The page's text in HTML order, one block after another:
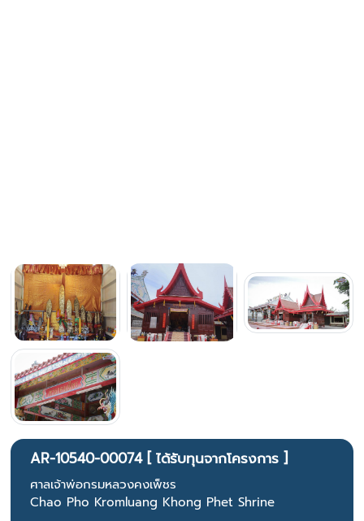
AR-10540-00074 [ ได้รับทุนจากโครงการ ]
ศาลเจ้าพ่อกรมหลวงคงเพ็ชร
Chao Pho Kromluang Khong Phet Shrine